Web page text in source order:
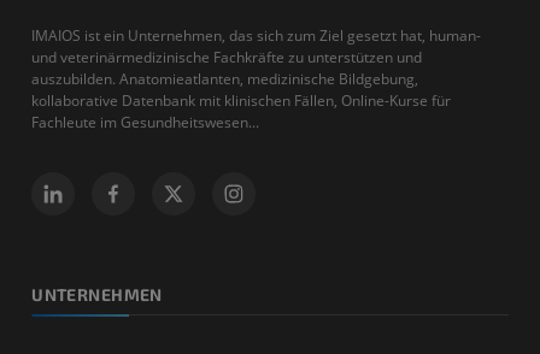
IMAIOS ist ein Unternehmen, das sich zum Ziel gesetzt hat, human-
und veterinärmedizinische Fachkräfte zu unterstützen und
auszubilden. Anatomieatlanten, medizinische Bildgebung,
kollaborative Datenbank mit klinischen Fällen, Online-Kurse für
Fachleute im Gesundheitswesen...
UNTERNEHMEN